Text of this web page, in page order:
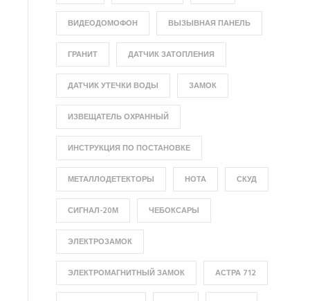
ВИДЕОДОМОФОН ВЫЗЫВНАЯ ПАНЕЛЬ
ГРАНИТ ДАТЧИК ЗАТОПЛЕНИЯ
ДАТЧИК УТЕЧКИ ВОДЫ ЗАМОК
ИЗВЕЩАТЕЛЬ ОХРАННЫЙ
ИНСТРУКЦИЯ ПО ПОСТАНОВКЕ
МЕТАЛЛОДЕТЕКТОРЫ НОТА СКУД
СИГНАЛ-20М ЧЕБОКСАРЫ
ЭЛЕКТРОЗАМОК
ЭЛЕКТРОМАГНИТНЫЙ ЗАМОК АСТРА 712